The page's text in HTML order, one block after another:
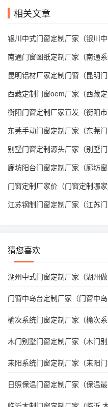
相关文章
衡阳门窗定制厂家直发（衡阳市
东莞手动门窗定制厂家（东莞门
别墅门窗定制源头厂家（别墅门
廊坊阳台门窗定制厂家（廊坊窗
门窗定制厂家价（门窗定制哪家
猜您喜欢
湖州中式门窗定制厂家（湖州做
门窗中岛台定制厂家（门窗中岛
榆次系统门窗定制厂家（榆次
木门别墅门窗定制厂家（木门
耒阳系统门窗定制厂家（耒阳门
日照保温门窗定制厂家（保温最